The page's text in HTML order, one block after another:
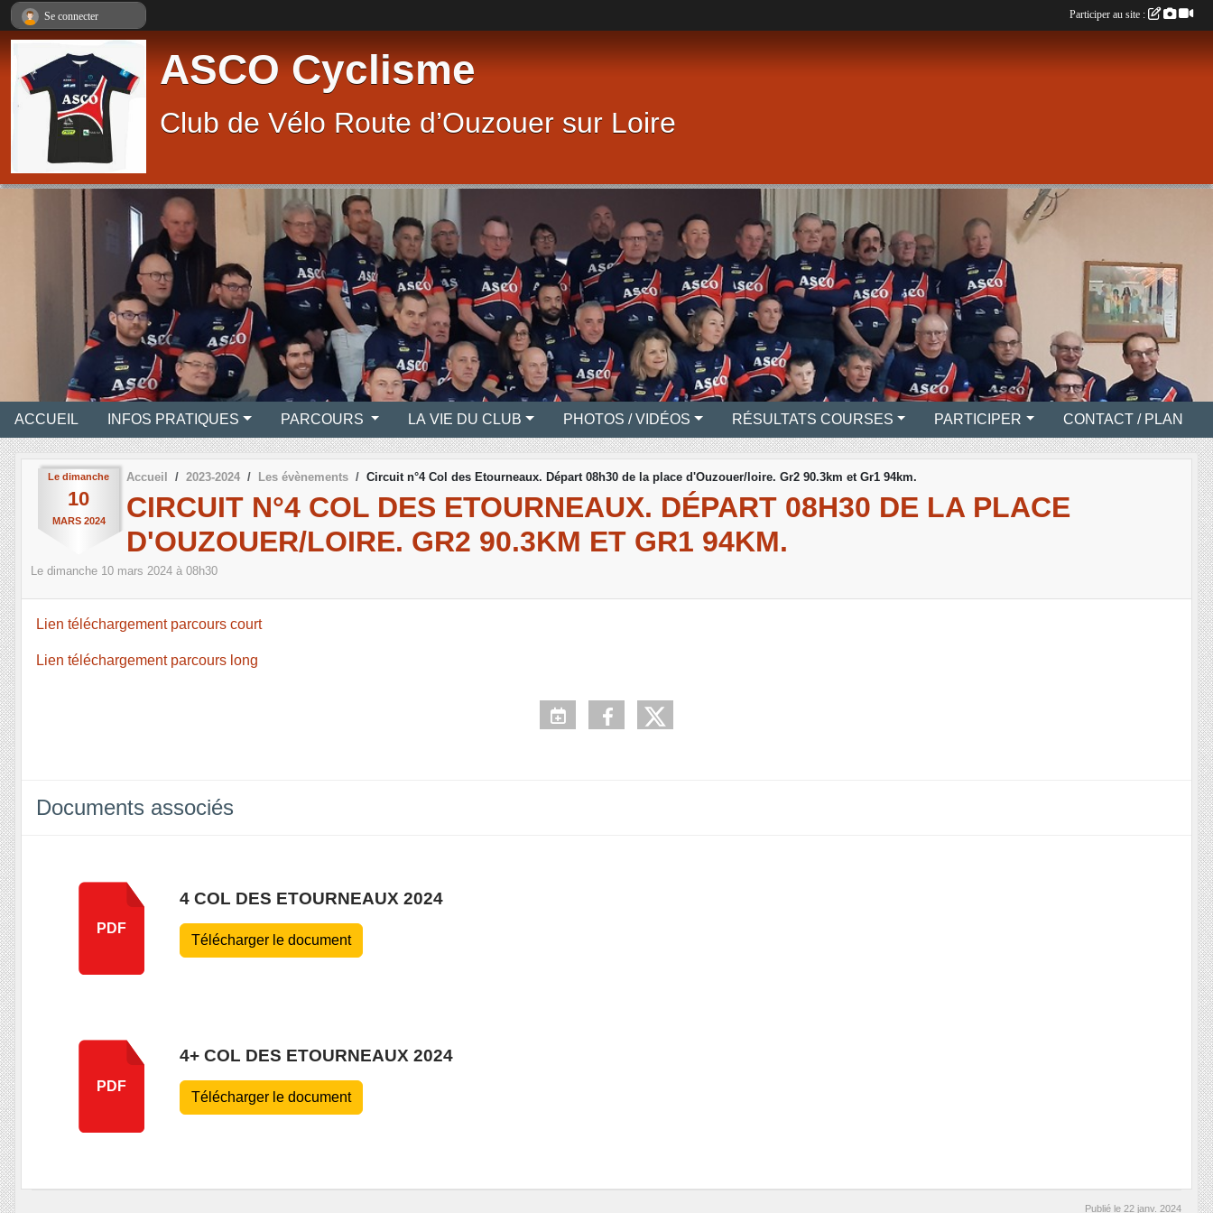
ASCO Cyclisme
Club de Vélo Route d’Ouzouer sur Loire
ACCUEIL INFOS PRATIQUES PARCOURS LA VIE DU CLUB PHOTOS / VIDÉOS RÉSULTATS COURSES PARTICIPER CONTACT / PLAN
Le dimanche
10
MARS 2024
Accueil 2023-2024 Les évènements Circuit n°4 Col des Etourneaux. Départ 08h30 de la place d'Ouzouer/loire. Gr2 90.3km et Gr1 94km.
CIRCUIT N°4 COL DES ETOURNEAUX. DÉPART 08H30 DE LA PLACE
D'OUZOUER/LOIRE. GR2 90.3KM ET GR1 94KM.
Le dimanche 10 mars 2024 à 08h30
Lien téléchargement parcours court
Lien téléchargement parcours long
Documents associés
PDF
4 COL DES ETOURNEAUX 2024
Télécharger le document
PDF
4+ COL DES ETOURNEAUX 2024
Télécharger le document
Publié le 22 janv. 2024
Se connecter Participer au site :
Panneau de gestion des cookies